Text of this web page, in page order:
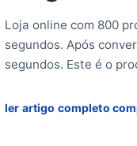
Loja online com 800
segundos. Após
segundos. Este é o
ler artigo completo